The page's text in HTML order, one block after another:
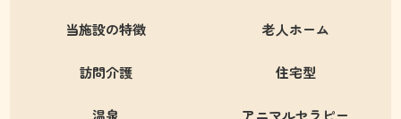
当施設の特徴 老人ホーム
訪問介護 住宅型
温泉 アニマルセラピー